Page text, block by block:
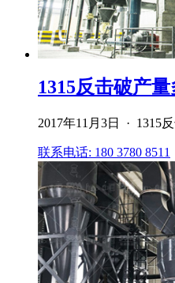
1315反击破产
2017年11月3日 · 1315
联系电话: 180 3780 8511